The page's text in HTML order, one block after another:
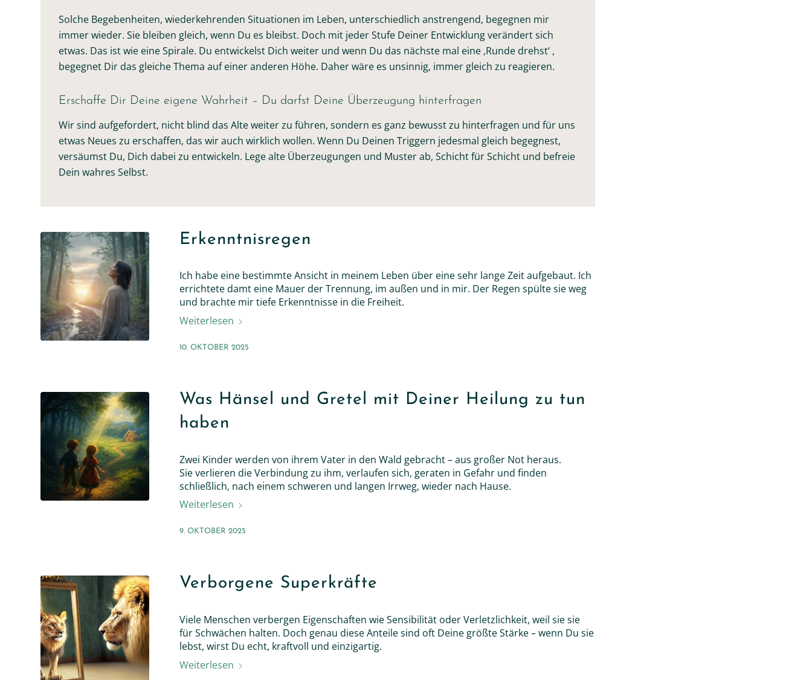
Solche Begebenheiten, wiederkehrenden Situationen im Leben, unterschiedlich anstrengend, begegnen mir
immer wieder. Sie bleiben gleich, wenn Du es bleibst. Doch mit jeder Stufe Deiner Entwicklung verändert sich
etwas. Das ist wie eine Spirale. Du entwickelst Dich weiter und wenn Du das nächste mal eine ‚Runde drehst‘ ,
begegnet Dir das gleiche Thema auf einer anderen Höhe. Daher wäre es unsinnig, immer gleich zu reagieren.
Erschaffe Dir Deine eigene Wahrheit – Du darfst Deine Überzeugung hinterfragen
Wir sind aufgefordert, nicht blind das Alte weiter zu führen, sondern es ganz bewusst zu hinterfragen und für uns
etwas Neues zu erschaffen, das wir auch wirklich wollen. Wenn Du Deinen Triggern jedesmal gleich begegnest,
versäumst Du, Dich dabei zu entwickeln. Lege alte Überzeugungen und Muster ab, Schicht für Schicht und befreie
Dein wahres Selbst.
Erkenntnisregen
Ich habe eine bestimmte Ansicht in meinem Leben über eine sehr lange Zeit aufgebaut. Ich
errichtete damt eine Mauer der Trennung, im außen und in mir. Der Regen spülte sie weg
und brachte mir tiefe Erkenntnisse in die Freiheit.
Weiterlesen
10. OKTOBER 2025
Was Hänsel und Gretel mit Deiner Heilung zu tun
haben
Zwei Kinder werden von ihrem Vater in den Wald gebracht – aus großer Not heraus.
Sie verlieren die Verbindung zu ihm, verlaufen sich, geraten in Gefahr und finden
schließlich, nach einem schweren und langen Irrweg, wieder nach Hause.
Weiterlesen
9. OKTOBER 2025
Verborgene Superkräfte
Viele Menschen verbergen Eigenschaften wie Sensibilität oder Verletzlichkeit, weil sie sie
für Schwächen halten. Doch genau diese Anteile sind oft Deine größte Stärke – wenn Du sie
lebst, wirst Du echt, kraftvoll und einzigartig.
Weiterlesen